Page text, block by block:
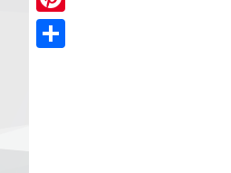
Pinterest